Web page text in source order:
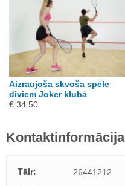
Aizraujoša skvoša spēle
diviem Joker klubā
€ 34.50
Kontaktinformācija
Tālr:
26441212